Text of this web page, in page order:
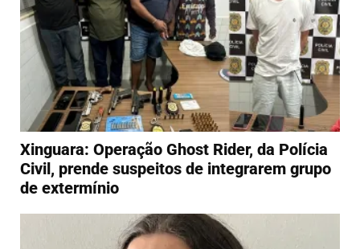
Xinguara: Operação Ghost Rider, da Polícia
Civil, prende suspeitos de integrarem grupo
de extermínio